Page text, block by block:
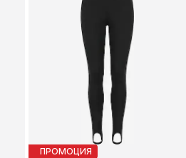
ПРОМОЦИЯ